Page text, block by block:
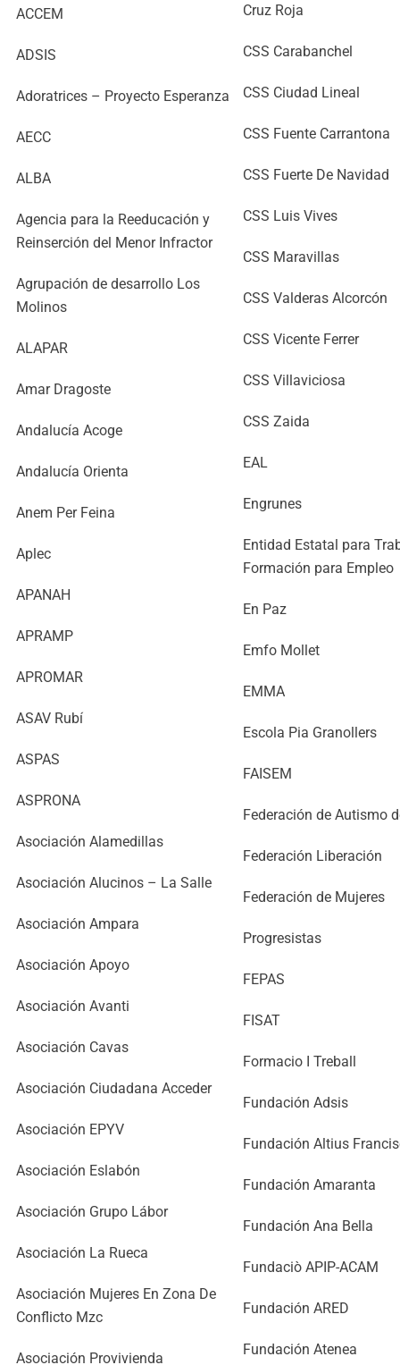
ACCEM
ADSIS
Adoratrices – Proyecto Esperanza
AECC
ALBA
Agencia para la Reeducación y
Reinserción del Menor Infractor
Agrupación de desarrollo Los
Molinos
ALAPAR
Amar Dragoste
Andalucía Acoge
Andalucía Orienta
Anem Per Feina
Aplec
APANAH
APRAMP
APROMAR
ASAV Rubí
ASPAS
ASPRONA
Asociación Alamedillas
Asociación Alucinos – La Salle
Asociación Ampara
Asociación Apoyo
Asociación Avanti
Asociación Cavas
Asociación Ciudadana Acceder
Asociación EPYV
Asociación Eslabón
Asociación Grupo Lábor
Asociación La Rueca
Asociación Mujeres En Zona De
Conflicto Mzc
Asociación Provivienda
Cruz Roja
CSS Carabanchel
CSS Ciudad Lineal
CSS Fuente Carrantona
CSS Fuerte De Navidad
CSS Luis Vives
CSS Maravillas
CSS Valderas Alcorcón
CSS Vicente Ferrer
CSS Villaviciosa
CSS Zaida
EAL
Engrunes
Entidad Estatal para
Formación para Empleo
En Paz
Emfo Mollet
EMMA
Escola Pia Granollers
FAISEM
Federación de Autismo
Federación Liberación
Federación de Mujeres
Progresistas
FEPAS
FISAT
Formacio I Treball
Fundación Adsis
Fundación Altius
Fundación Amaranta
Fundación Ana Bella
Fundaciò APIP-ACAM
Fundación ARED
Fundación Atenea